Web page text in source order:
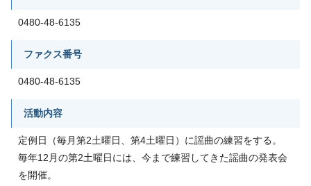
0480-48-6135
ファクス番号
0480-48-6135
活動内容
定例日（毎月第2土曜日、第4土曜日）に謡曲の練習をする。
毎年12月の第2土曜日には、今まで練習してきた謡曲の発表会
を開催。